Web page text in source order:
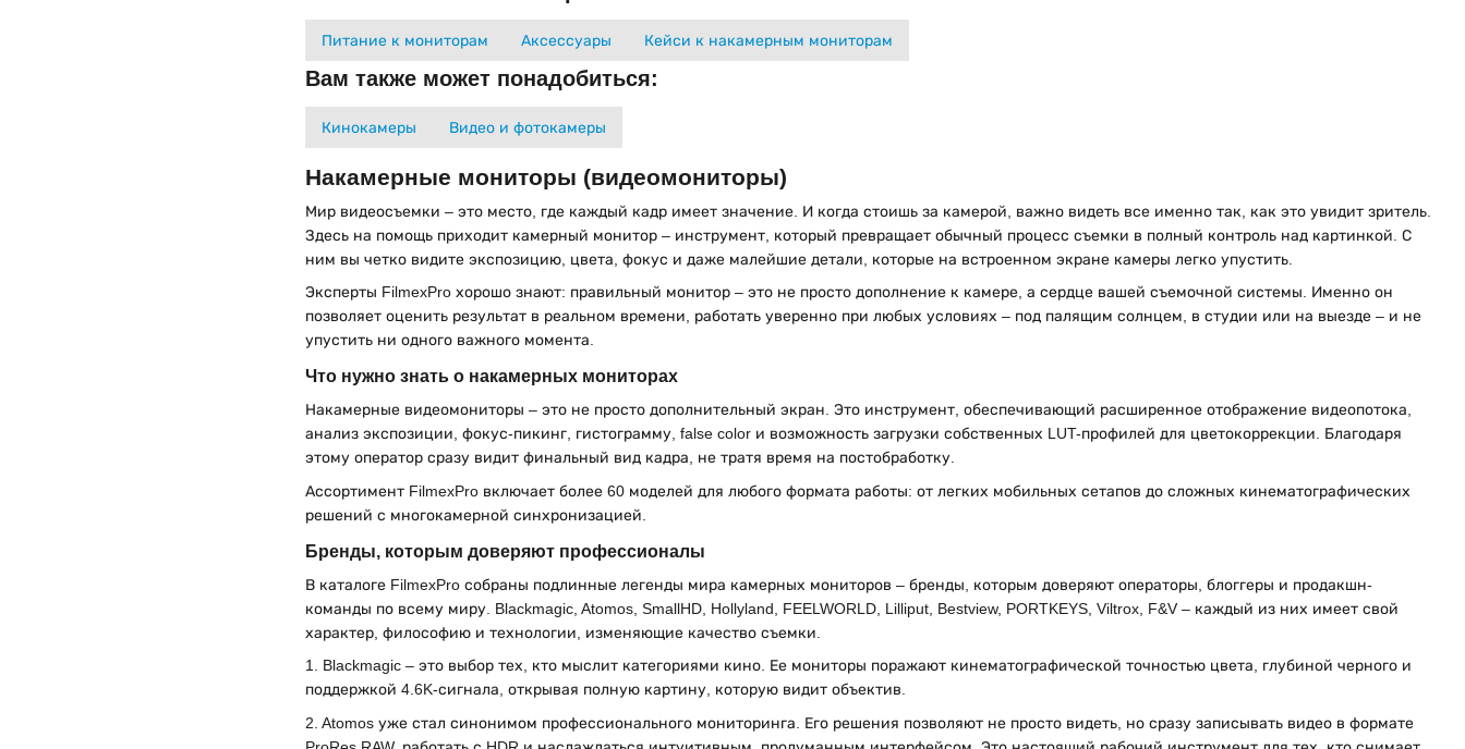
Питание к мониторам Аксессуары Кейси к накамерным мониторам
Вам также может понадобиться:
Кинокамеры Видео и фотокамеры
Накамерные мониторы (видеомониторы)
Мир видеосъемки – это место, где каждый кадр имеет значение. И когда стоишь за камерой, важно видеть все именно так, как это увидит зритель.
Здесь на помощь приходит камерный монитор – инструмент, который превращает обычный процесс съемки в полный контроль над картинкой. С
ним вы четко видите экспозицию, цвета, фокус и даже малейшие детали, которые на встроенном экране камеры легко упустить.
Эксперты FilmexPro хорошо знают: правильный монитор – это не просто дополнение к камере, а сердце вашей съемочной системы. Именно он
позволяет оценить результат в реальном времени, работать уверенно при любых условиях – под палящим солнцем, в студии или на выезде – и не
упустить ни одного важного момента.
Что нужно знать о накамерных мониторах
Накамерные видеомониторы – это не просто дополнительный экран. Это инструмент, обеспечивающий расширенное отображение видеопотока,
анализ экспозиции, фокус-пикинг, гистограмму, false color и возможность загрузки собственных LUT-профилей для цветокоррекции. Благодаря
этому оператор сразу видит финальный вид кадра, не тратя время на постобработку.
Ассортимент FilmexPro включает более 60 моделей для любого формата работы: от легких мобильных сетапов до сложных кинематографических
решений с многокамерной синхронизацией.
Бренды, которым доверяют профессионалы
В каталоге FilmexPro собраны подлинные легенды мира камерных мониторов – бренды, которым доверяют операторы, блоггеры и продакшн-
команды по всему миру. Blackmagic, Atomos, SmallHD, Hollyland, FEELWORLD, Lilliput, Bestview, PORTKEYS, Viltrox, F&V – каждый из них имеет свой
характер, философию и технологии, изменяющие качество съемки.
1. Blackmagic – это выбор тех, кто мыслит категориями кино. Ее мониторы поражают кинематографической точностью цвета, глубиной черного и
поддержкой 4.6K-сигнала, открывая полную картину, которую видит объектив.
2. Atomos уже стал синонимом профессионального мониторинга. Его решения позволяют не просто видеть, но сразу записывать видео в формате